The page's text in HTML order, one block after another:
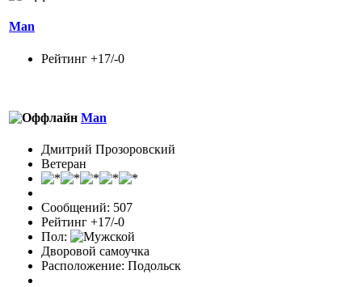
Man
Рейтинг +17/-0
Man
Дмитрий Прозоровский
Ветеран
Сообщений: 507
Рейтинг +17/-0
Пол:
Дворовой самоучка
Расположение: Подольск